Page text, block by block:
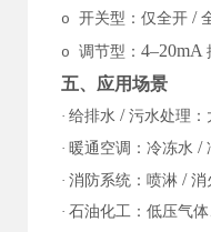
o 开关型：仅全开 /
o 调节型： 4–20mA
五、应用场景
· 给排水 / 污水处理：
· 暖通空调：冷冻水 /
· 消防系统：喷淋 / 消
· 石油化工：低压气